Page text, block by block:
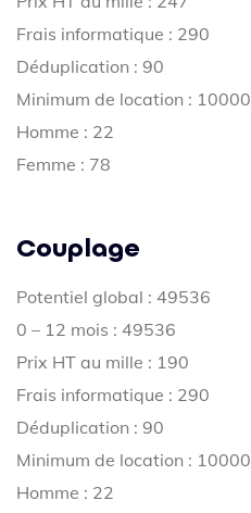
Frais informatique : 290
Déduplication : 90
Minimum de location : 10000
Homme : 22
Femme : 78
Couplage
Potentiel global : 49536
0 – 12 mois : 49536
Prix HT au mille : 190
Frais informatique : 290
Déduplication : 90
Minimum de location : 10000
Homme : 22